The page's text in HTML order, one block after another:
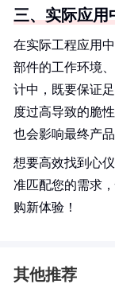
三、实际应用
在实际工程应用
部件的工作环境
计中，既要保证
度过高导致的脆
也会影响最终产
想要高效找到心
准匹配您的需求
购新体验！
其他推荐